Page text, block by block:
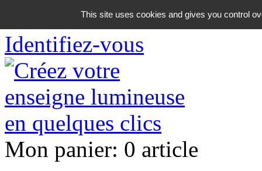
06 18 42 08 59
Identifiez-vous
Mon panier: 0 article
This site uses cookies and gives you control